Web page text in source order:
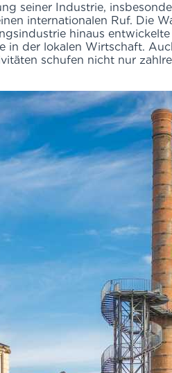
seiner Industrie,
internationalen Ruf. Die
hinaus
der lokalen Wirtschaft.
schufen nicht nur